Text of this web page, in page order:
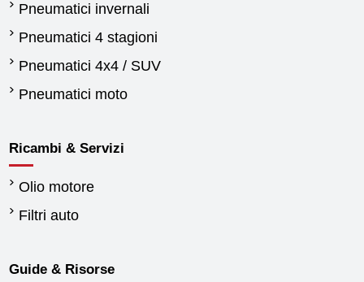
Pneumatici invernali
Pneumatici 4 stagioni
Pneumatici 4x4 / SUV
Pneumatici moto
Ricambi & Servizi
Olio motore
Filtri auto
Guide & Risorse